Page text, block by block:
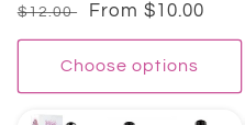
Regular
price
$12.00
Sale
price
From $10.00
Choose options